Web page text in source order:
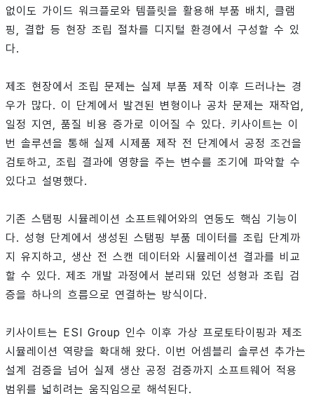
없이도 가이드 워크플로와 템플릿을 활용해 부품 배치, 클램
핑, 결합 등 현장 조립 절차를 디지털 환경에서 구성할 수 있
다.
제조 현장에서 조립 문제는 실제 부품 제작 이후 드러나는 경
우가 많다. 이 단계에서 발견된 변형이나 공차 문제는 재작업,
일정 지연, 품질 비용 증가로 이어질 수 있다. 키사이트는 이
번 솔루션을 통해 실제 시제품 제작 전 단계에서 공정 조건을
검토하고, 조립 결과에 영향을 주는 변수를 조기에 파악할 수
있다고 설명했다.
기존 스탬핑 시뮬레이션 소프트웨어와의 연동도 핵심 기능이
다. 성형 단계에서 생성된 스탬핑 부품 데이터를 조립 단계까
지 유지하고, 생산 전 스캔 데이터와 시뮬레이션 결과를 비교
할 수 있다. 제조 개발 과정에서 분리돼 있던 성형과 조립 검
증을 하나의 흐름으로 연결하는 방식이다.
키사이트는 ESI Group 인수 이후 가상 프로토타이핑과 제조
시뮬레이션 역량을 확대해 왔다. 이번 어셈블리 솔루션 추가는
설계 검증을 넘어 실제 생산 공정 검증까지 소프트웨어 적용
범위를 넓히려는 움직임으로 해석된다.